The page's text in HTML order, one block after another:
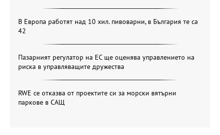
В Европа работят над 10 хил. пивоварни, в България те са
42
Пазарният регулатор на ЕС ще оценява управлението на
риска в управляващите дружества
RWE се отказва от проектите си за морски вятърни
паркове в САЩ